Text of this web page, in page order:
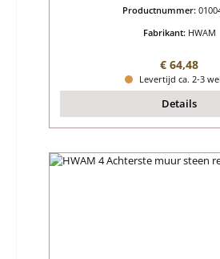
Productnummer:
Fabrikant: HWAM
Normale
€ 64,48
Levertijd ca. 2-3
Details